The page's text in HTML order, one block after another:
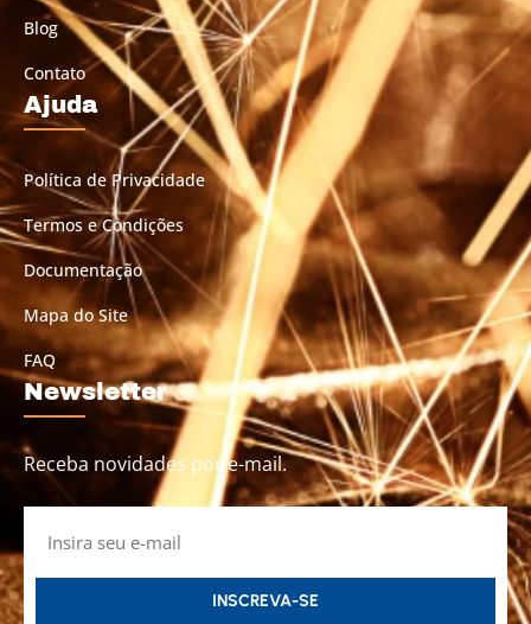
Blog
Contato
Ajuda
Política de Privacidade
Termos e Condições
Documentação
Mapa do Site
FAQ
Newsletter
Receba novidades por e-mail.
INSCREVA-SE